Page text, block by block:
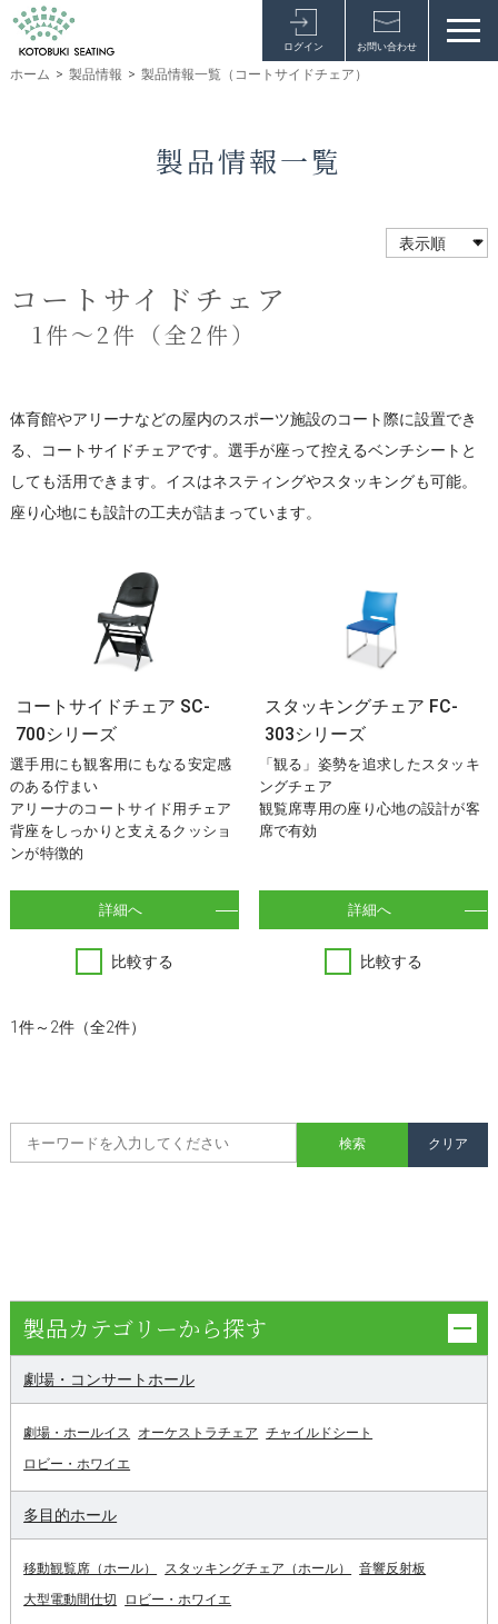
ログイン お問い合わせ
ホーム > 製品情報 > 製品情報一覧（コートサイドチェア）
製品情報一覧
コートサイドチェア
1件～2件（全2件）
体育館やアリーナなどの屋内のスポーツ施設のコート際に設置でき
る、コートサイドチェアです。選手が座って控えるベンチシートと
しても活用できます。イスはネスティングやスタッキングも可能。
座り心地にも設計の工夫が詰まっています。
コートサイドチェア SC-
700シリーズ
選手用にも観客用にもなる安定感
のある佇まい
アリーナのコートサイド用チェア
背座をしっかりと支えるクッショ
ンが特徴的
詳細へ
比較する
スタッキングチェア FC-
303シリーズ
「観る」姿勢を追求したスタッキ
ングチェア
観覧席専用の座り心地の設計が客
席で有効
詳細へ
比較する
1件～2件（全2件）
製品カテゴリーから探す
劇場・コンサートホール
劇場・ホールイス オーケストラチェア チャイルドシート
ロビー・ホワイエ
多目的ホール
移動観覧席（ホール） スタッキングチェア（ホール）
音響反射板
大型電動間仕切
ロビー・ホワイエ